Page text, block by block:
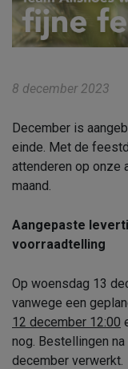
8 december 2023
December is
einde. Met de
attenderen op onze
maand.
Aangepaste
voorraadtelling
Op woensdag 13
vanwege een
12 december 12:00
nog. Bestellingen
december verwerkt.